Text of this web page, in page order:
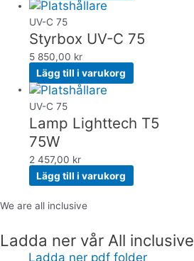
UV-C 75
Styrbox UV-C 75
5 850,00 kr
Lägg till i varukorg
UV-C 75
Lamp Lighttech T5
75W
2 457,00 kr
Lägg till i varukorg
We are all inclusive
Ladda ner vår All
Ladda ner pdf folder